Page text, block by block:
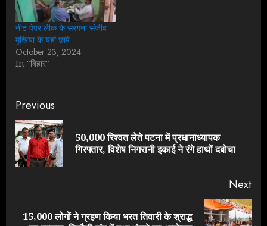
नीट पेपर लीक के सरगना संजीव
मुखिया के यहां छापे
October 23, 2024
In "बिहार"
Continue
Reading
Previous
50,000 रिश्वत लेते पटना में प्रधानाध्यापक
गिरफ्तार, विशेष निगरानी इकाई ने रंगे हाथों दबोचा
Next
Next
15,000 लोगों ने ग्रहण किया भरत तिवारी के श्राद्ध